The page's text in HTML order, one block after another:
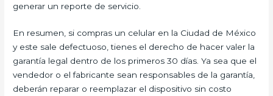
generar un reporte de servicio.
En resumen, si compras un celular en la Ciudad de México
y este sale defectuoso, tienes el derecho de hacer valer la
garantía legal dentro de los primeros 30 días. Ya sea que el
vendedor o el fabricante sean responsables de la garantía,
deberán reparar o reemplazar el dispositivo sin costo